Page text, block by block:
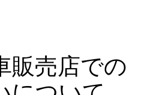
販売店での